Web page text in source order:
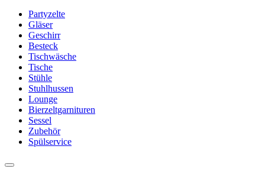
Partyzelte
Gläser
Geschirr
Besteck
Tischwäsche
Tische
Stühle
Stuhlhussen
Lounge
Bierzeltgarnituren
Sessel
Zubehör
Spülservice